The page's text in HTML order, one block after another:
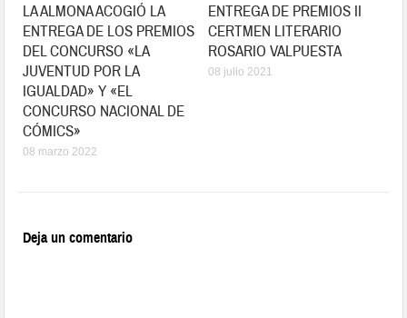
LA ALMONA ACOGIÓ LA
ENTREGA DE LOS PREMIOS
DEL CONCURSO «LA
JUVENTUD POR LA
IGUALDAD» Y «EL
CONCURSO NACIONAL DE
CÓMICS»
08 marzo 2022
ENTREGA DE PREMIOS II
CERTMEN LITERARIO
ROSARIO VALPUESTA
08 julio 2021
Deja un comentario